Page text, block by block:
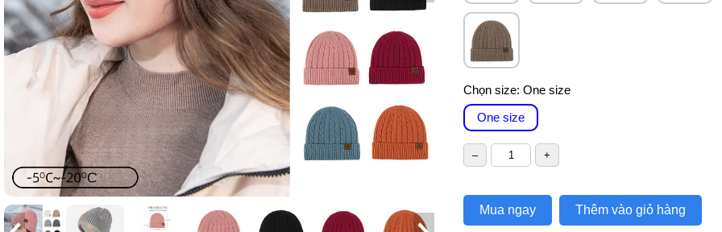
Chọn size:One size
One size
Mua ngay Thêm vào giỏ hàng